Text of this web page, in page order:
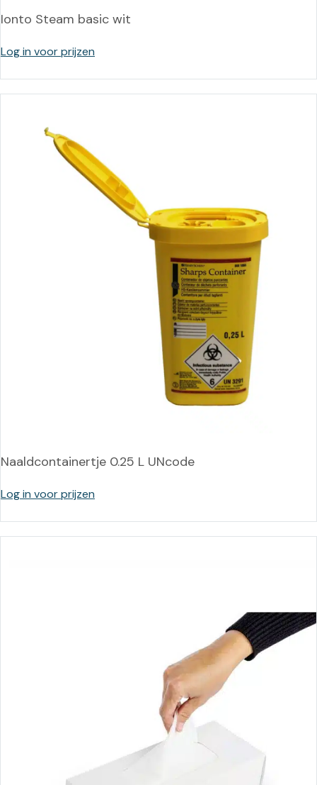
Ionto Steam basic wit
Log in voor prijzen
Naaldcontainertje 0.25 L UNcode
Log in voor prijzen